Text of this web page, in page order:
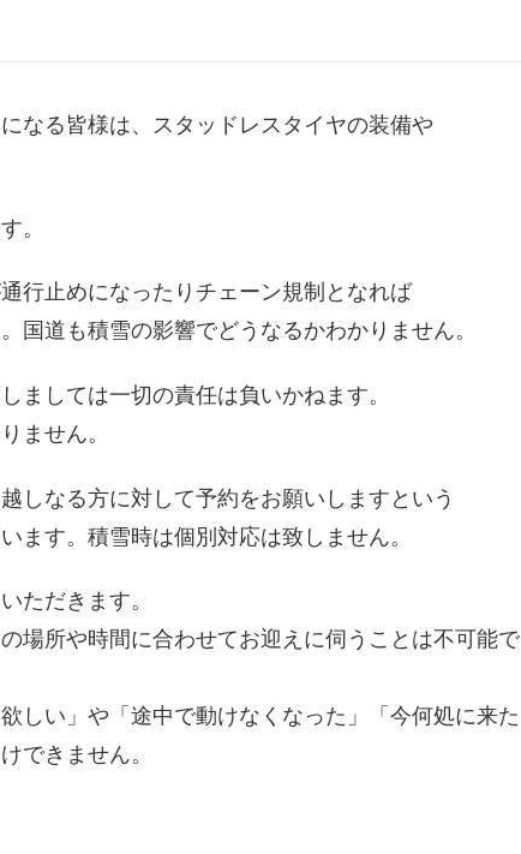
なる皆様は、スタッドレスタイヤの装備や
。
行止めになったりチェーン規制となれば
国道も積雪の影響でどうなるかわかりません。
ましては一切の責任は負いかねます。
ません。
しなる方に対して予約をお願いしますという
ます。積雪時は個別対応は致しません。
ただきます。
場所や時間に合わせてお迎えに伺うことは不可能で
しい」や「途中で動けなくなった」「今何処に来た
できません。